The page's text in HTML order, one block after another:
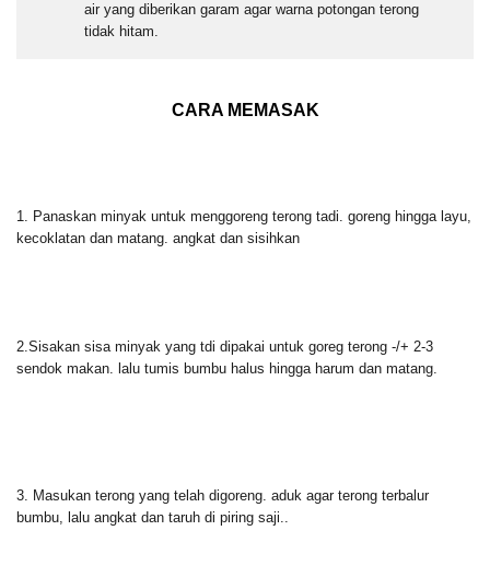
air yang diberikan garam agar warna potongan terong
tidak hitam.
CARA MEMASAK
1. Panaskan minyak untuk menggoreng terong tadi. goreng hingga layu,
kecoklatan dan matang. angkat dan sisihkan
2.Sisakan sisa minyak yang tdi dipakai untuk goreg terong -/+ 2-3
sendok makan. lalu tumis bumbu halus hingga harum dan matang.
3. Masukan terong yang telah digoreng. aduk agar terong terbalur
bumbu, lalu angkat dan taruh di piring saji..